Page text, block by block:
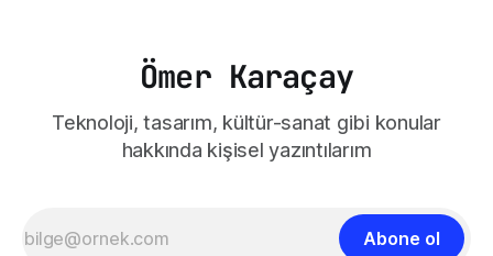
Ömer Karaçay
Teknoloji, tasarım, kültür-sanat gibi konular
hakkında kişisel yazıntılarım
Abone ol